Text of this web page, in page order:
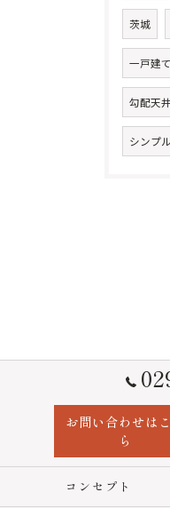
茨城
一戸建て
勾配天井
シンプ
お問い合わせは
ら
コンセプト